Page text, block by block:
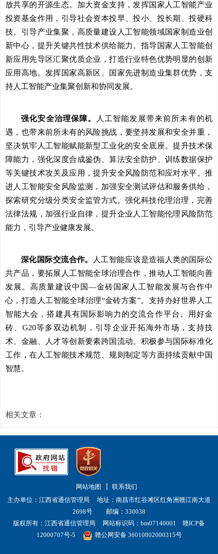
放共享的开源生态。加大资金支持，发挥国家人工智能产业
投资基金作用，引导社会资本投早、投小、投长期、投硬科
技。引导产业集聚，高质量建设人工智能领域国家制造业创
新中心，提升关键共性技术供给能力。指导国家人工智能创
新应用先导区汇聚优质企业，打造行业特色优势明显的创新
应用高地。发挥国家高新区、国家先进制造业集群优势，支
持人工智能产业集聚创新和协同发展。
强化安全治理保障。
人工智能发展带来前所未有的机
遇，也带来前所未有的风险挑战，要坚持发展和安全并重，
坚决筑牢人工智能赋能新型工业化的安全底座。提升技术保
障能力，强化深度合成鉴伪、算法安全防护、训练数据保护
等关键技术攻关及应用，提升安全风险防范和应对水平。推
进人工智能安全风险监测，加强安全测试评估和服务供给，
探索研究分级分类安全监管方式。强化科技伦理治理，完善
法律法规，加强行业自律，提升企业人工智能伦理风险防范
能力，引导产业健康发展。
深化国际交流合作。
人工智能应该是造福人类的国际公
共产品，要拓展人工智能全球治理合作，推动人工智能向善
发展。高质量建设中国—金砖国家人工智能发展与合作中
心，打造人工智能全球治理“金砖方案”。支持办好世界人工
智能大会，搭建具有国际影响力的交流合作平台。用好金
砖、G20等多双边机制，引导企业开拓海外市场，支持技
术、金融、人才等创新要素跨国流动。积极参与国际标准化
工作，在人工智能技术规范、规则制定等方面持续贡献中国
智慧。
相关文章：
网站地图
联系我们
主办单位：江西省通信管理局
地址：南昌市红谷滩区红角洲赣江南大道
2698号
邮编：330038
版权所有：江西省通信管理局
网站标识码：bm07140001 赣ICP备
12000707号-5
赣公网安备 36010802000315号